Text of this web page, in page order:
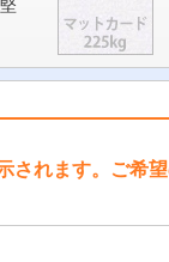
れます。ご希